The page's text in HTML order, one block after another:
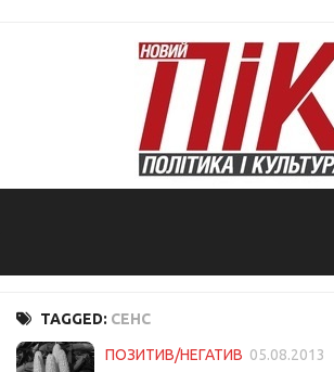
TAGGED: СЕНС
ПОЗИТИВ/НЕГАТИВ 05.08.2013